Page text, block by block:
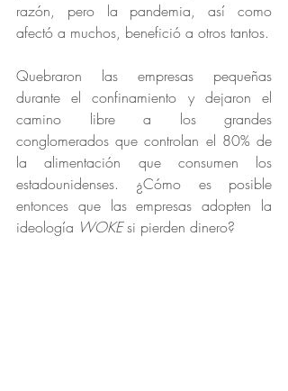
razón, pero la pandemia, así como
afectó a muchos, benefició a otros tantos.
Quebraron las empresas pequeñas
durante el confinamiento y dejaron el
camino libre a los grandes
conglomerados que controlan el 80% de
la alimentación que consumen los
estadounidenses. ¿Cómo es posible
entonces que las empresas adopten la
ideología WOKE si pierden dinero?